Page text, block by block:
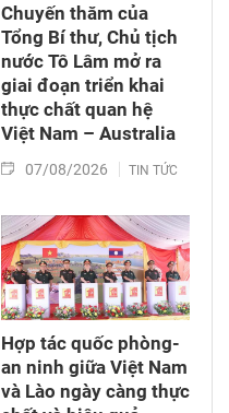
Chuyến thăm của
Tổng Bí thư, Chủ tịch
nước Tô Lâm mở ra
giai đoạn triển khai
thực chất quan hệ
Việt Nam – Australia
07/08/2026 TIN TỨC
Hợp tác quốc phòng-
an ninh giữa Việt Nam
và Lào ngày càng thực